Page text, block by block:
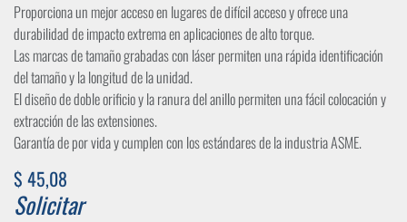
Proporciona un mejor acceso en lugares de difícil acceso y ofrece una
durabilidad de impacto extrema en aplicaciones de alto torque.
Las marcas de tamaño grabadas con láser permiten una rápida identificación
del tamaño y la longitud de la unidad.
El diseño de doble orificio y la ranura del anillo permiten una fácil colocación y
extracción de las extensiones.
Garantía de por vida y cumplen con los estándares de la industria ASME.
$ 45,08
Solicitar